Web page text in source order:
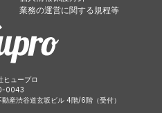
業務の運営に関する規程等
ヒュープロ
0043
産渋谷道玄坂ビル 4階/6階（受付）